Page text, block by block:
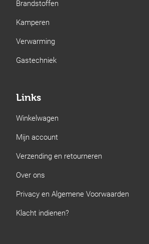
Brandstoffen
Kamperen
Verwarming
Gastechniek
Links
Winkelwagen
Mijn account
Verzending en retourneren
Over ons
Privacy en Algemene Voorwaarden
Klacht indienen?